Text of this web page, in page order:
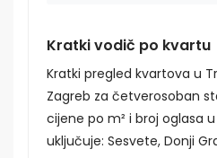
Kratki vodič po kvartu
Kratki pregled kvartova u
Zagreb za četverosoban
cijene po m² i broj oglasa
uključuje: Sesvete, Donji